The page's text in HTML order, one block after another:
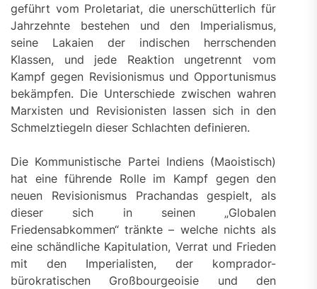
geführt vom Proletariat, die unerschütterlich für
Jahrzehnte bestehen und den Imperialismus,
seine Lakaien der indischen herrschenden
Klassen, und jede Reaktion ungetrennt vom
Kampf gegen Revisionismus und Opportunismus
bekämpfen. Die Unterschiede zwischen wahren
Marxisten und Revisionisten lassen sich in den
Schmelztiegeln dieser Schlachten definieren.
Die Kommunistische Partei Indiens (Maoistisch)
hat eine führende Rolle im Kampf gegen den
neuen Revisionismus Prachandas gespielt, als
dieser sich in seinen „Globalen
Friedensabkommen“ tränkte – welche nichts als
eine schändliche Kapitulation, Verrat und Frieden
mit den Imperialisten, der komprador-
bürokratischen Großbourgeoisie und den